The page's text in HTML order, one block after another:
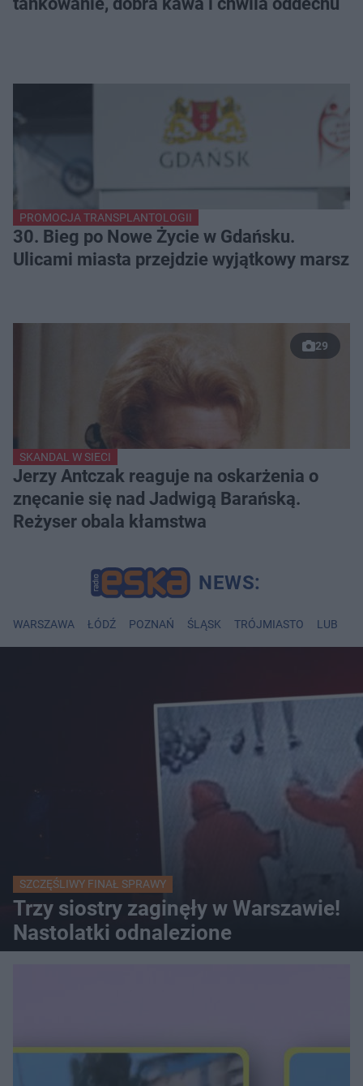
PROMOCJA TRANSPLANTOLOGII
30. Bieg po Nowe Życie w Gdańsku.
Ulicami miasta przejdzie wyjątkowy marsz
29
SKANDAL W SIECI
Jerzy Antczak reaguje na oskarżenia o
znęcanie się nad Jadwigą Barańską.
Reżyser obala kłamstwa
WARSZAWA ŁÓDŹ POZNAŃ ŚLĄSK TRÓJMIASTO LUBLIN
SZCZĘŚLIWY FINAŁ SPRAWY
Trzy siostry zaginęły w Warszawie!
Nastolatki odnalezione